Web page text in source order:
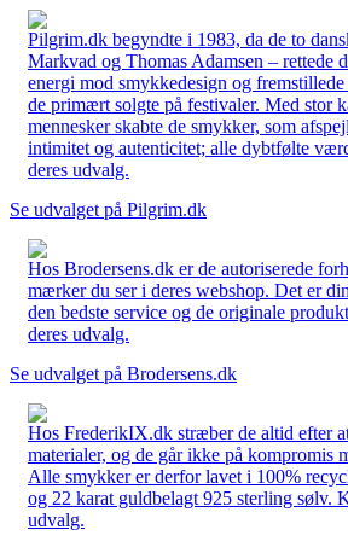
Pilgrim.dk begyndte i 1983, da de to
Markvad og Thomas Adamsen – rettede
energi mod smykkedesign og
de primært solgte på festivaler. Med stor
mennesker skabte de smykker, som
intimitet og autenticitet; alle dybtfølte
deres udvalg.
Se udvalget på Pilgrim.dk
Hos Brodersens.dk er de autoriserede
mærker du ser i deres webshop. Det er
den bedste service og de originale
deres udvalg.
Se udvalget på Brodersens.dk
Hos FrederikIX.dk stræber de altid efter
materialer, og de går ikke på kompromis
Alle smykker er derfor lavet i 100%
og 22 karat guldbelagt 925 sterling sølv.
udvalg.